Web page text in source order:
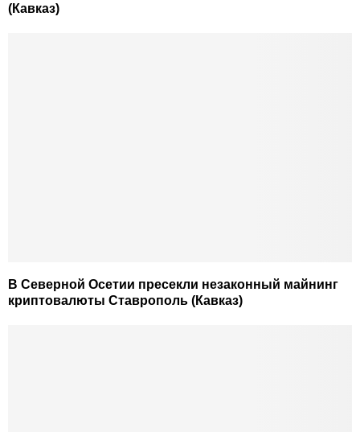
(Кавказ)
В Северной Осетии пресекли незаконный майнинг
криптовалюты Ставрополь (Кавказ)